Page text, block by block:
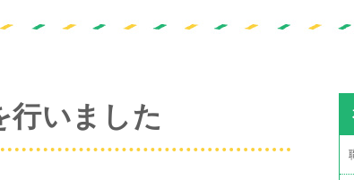
行いました